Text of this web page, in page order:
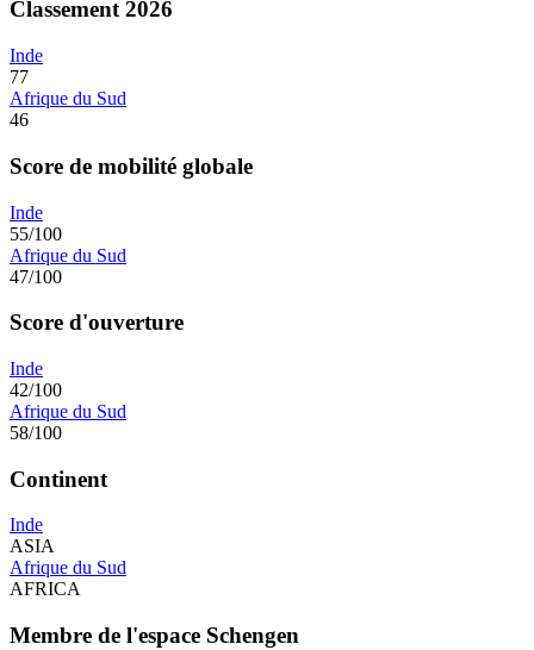
Classement 2026
Inde
77
Afrique du Sud
46
Score de mobilité globale
Inde
55/100
Afrique du Sud
47/100
Score d'ouverture
Inde
42/100
Afrique du Sud
58/100
Continent
Inde
ASIA
Afrique du Sud
AFRICA
Membre de l'espace Schengen